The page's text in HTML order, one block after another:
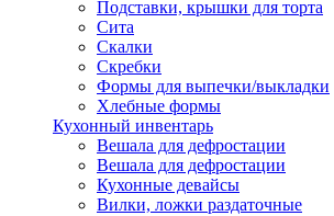
Подставки, крышки для торта
Сита
Скалки
Скребки
Формы для выпечки/выкладки
Хлебные формы
Кухонный инвентарь
Вешала для дефростации
Вешала для дефростации
Кухонные девайсы
Вилки, ложки раздаточные